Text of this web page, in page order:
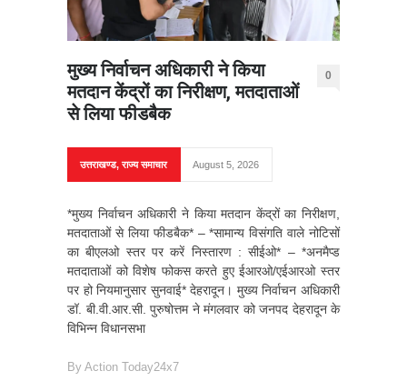
मुख्य निर्वाचन अधिकारी ने किया
मतदान केंद्रों का निरीक्षण, मतदाताओं
से लिया फीडबैक
0
उत्तराखण्ड,राज्य समाचार August 5, 2026
*मुख्य निर्वाचन अधिकारी ने किया मतदान केंद्रों का निरीक्षण,
मतदाताओं से लिया फीडबैक* – *सामान्य विसंगति वाले नोटिसों
का बीएलओ स्तर पर करें निस्तारण : सीईओ* – ⁠*अनमैप्ड
मतदाताओं को विशेष फोकस करते हुए ईआरओ/एईआरओ स्तर
पर हो नियमानुसार सुनवाई* देहरादून। मुख्य निर्वाचन अधिकारी
डॉ. बी.वी.आर.सी. पुरुषोत्तम ने मंगलवार को जनपद देहरादून के
विभिन्न विधानसभा
By Action Today24x7